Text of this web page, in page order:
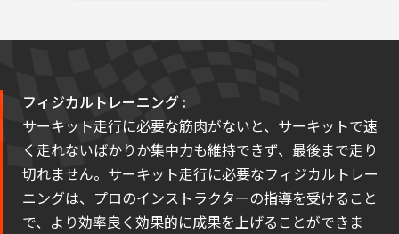
フィジカルトレーニング :
サーキット走行に必要な筋肉がないと、サーキットで速
く走れないばかりか集中力も維持できず、最後まで走り
切れません。​サーキット走行に必要なフィジカルトレー
ニングは、プロのインストラクターの指導を受けること
で、より効率良く効果的に成果を上げることができま